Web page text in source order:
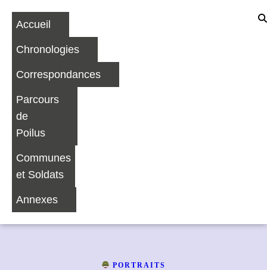
Accueil
Chronologies
Correspondances
Parcours
de
Poilus
Communes
et Soldats
Annexes
PORTRAITS